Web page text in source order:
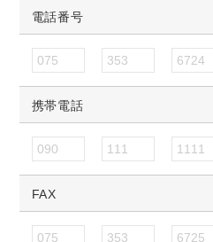
電話番号
携帯電話
FAX